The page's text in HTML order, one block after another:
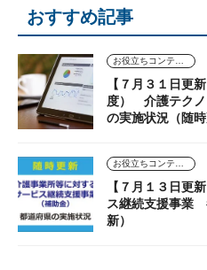
おすすめ記事
【７月３１日更
度） 介護テク
の実施状況（随時
【７月１３日更
ス継続支援事業
新）